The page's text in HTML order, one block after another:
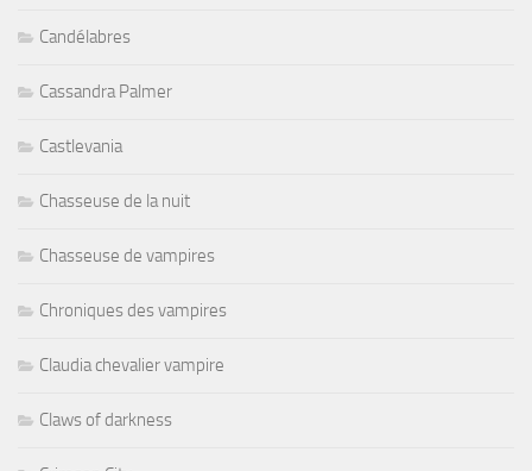
Candélabres
Cassandra Palmer
Castlevania
Chasseuse de la nuit
Chasseuse de vampires
Chroniques des vampires
Claudia chevalier vampire
Claws of darkness